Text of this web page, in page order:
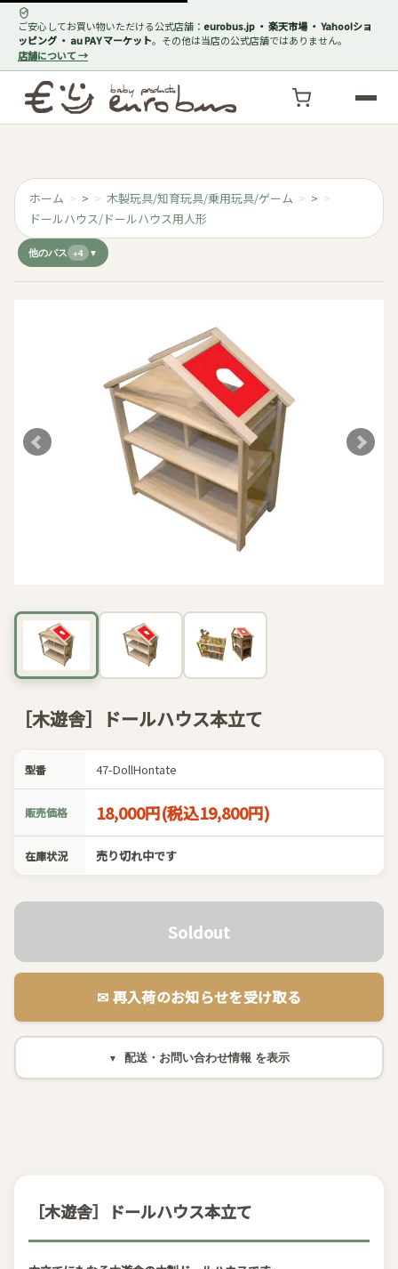
ご安心してお買い物いただける公式店舗： eurobus.jp ・ 楽天市場 ・ Yahoo!ショ
ッピング ・ au PAY マーケット。その他は当店の公式店舗ではありません。
店舗について →
ホーム > 木製玩具/知育玩具/乗用玩具/ゲーム
>
ドールハウス/ドールハウス用人形
他のパス +4
［木遊舎］ドールハウス本立て
型番 47-DollHontate
販売価格 18,000円(税込19,800円)
在庫状況 売り切れ中です
Soldout
✉︎ 再入荷のお知らせを受け取る
配送・お問い合わせ情報
［木遊舎］ドールハウス本立て